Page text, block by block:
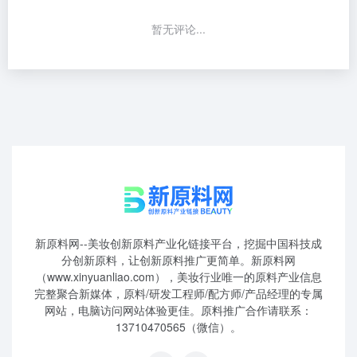
暂无评论...
新原料网--美妆创新原料产业化链接平台，挖掘中国科技成
分创新原料，让创新原料推广更简单。新原料网
（www.xinyuanliao.com），美妆行业唯一的原料产业信息
完整聚合新媒体，原料/研发工程师/配方师/产品经理的专属
网站，电脑访问网站体验更佳。原料推广合作请联系：
13710470565（微信）。